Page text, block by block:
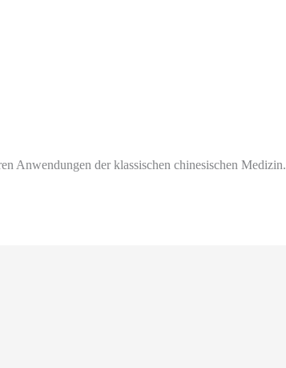
Anwendungen der klassischen chinesischen Medizin.